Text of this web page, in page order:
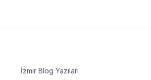
İzmir Blog Yazıları